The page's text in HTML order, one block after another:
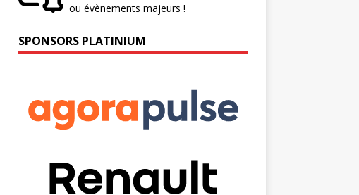
ou évènements majeurs !
SPONSORS PLATINIUM